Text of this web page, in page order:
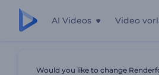
AI Videos Video
Alle Vorlagen
Would you like to change